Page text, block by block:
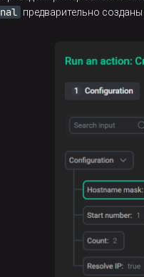
предварительно